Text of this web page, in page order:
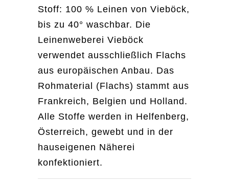
Stoff: 100 % Leinen von Vieböck,
bis zu 40° waschbar. Die
Leinenweberei Vieböck
verwendet ausschließlich Flachs
aus europäischen Anbau. Das
Rohmaterial (Flachs) stammt aus
Frankreich, Belgien und Holland.
Alle Stoffe werden in Helfenberg,
Österreich, gewebt und in der
hauseigenen Näherei
konfektioniert.